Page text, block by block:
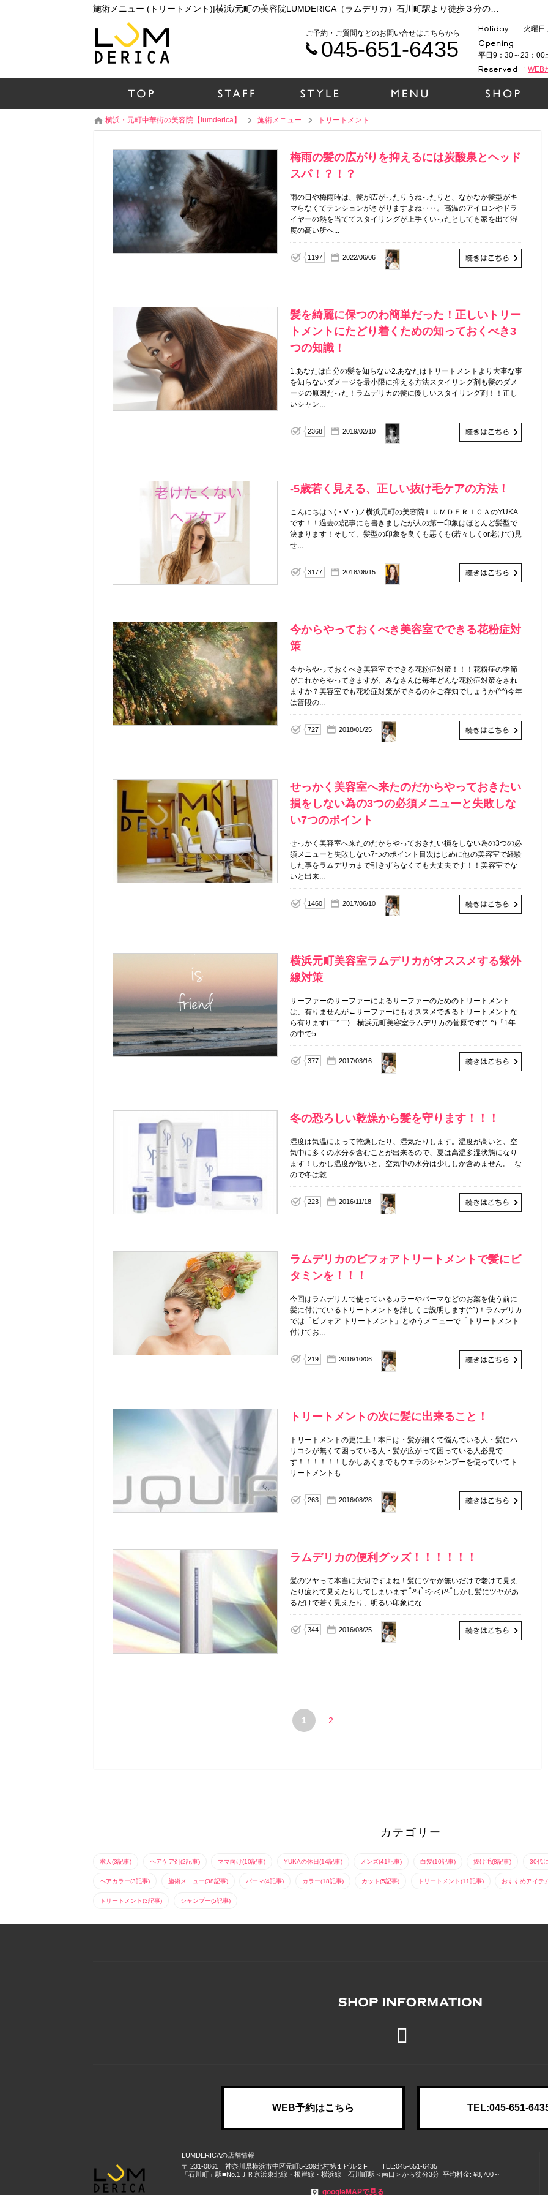
火曜日
平日9：30～23：00
WEB
ご予約・ご質問などのお問い合せはこちらから
045-651-6435
横浜・元町中華街の美容院【lumderica】 施術メニュー トリートメント
梅雨の髪の広がりを抑えるには炭酸泉とヘッド
スパ！？！？
雨の日や梅雨時は、髪が広がったりうねったりと、なかなか髪型がキ
マらなくてテンションがさがりますよね‥‥。高温のアイロンやドラ
イヤーの熱を当ててスタイリングが上手くいったとしても家を出て湿
度の高い所へ...
1197 2022/06/06
髪を綺麗に保つのわ簡単だった！正しいトリー
トメントにたどり着くための知っておくべき3
つの知識！
1.あなたは自分の髪を知らない2.あなたはトリートメントより大事な事
を知らないダメージを最小限に抑える方法スタイリング剤も髪のダメ
ージの原因だった！ラムデリカの髪に優しいスタイリング剤！！正し
いシャン...
2368 2019/02/10
【代
表】
長南
-5歳若く見える、正しい抜け毛ケアの方法！
こんにちはヽ(・∀・)ノ横浜元町の美容院ＬＵＭＤＥＲＩＣＡのYUKA
です！！過去の記事にも書きましたが人の第一印象はほとんど髪型で
決まります！そして、髪型の印象を良くも悪くも(若々しくor老けて)見
せ...
3177 2018/06/15 YUKA
今からやっておくべき美容室でできる花粉症対
策
今からやっておくべき美容室でできる花粉症対策！！！花粉症の季節
がこれからやってきますが、みなさんは毎年どんな花粉症対策をされ
ますか？美容室でも花粉症対策ができるのをご存知でしょうか(^^)今年
は普段の...
727 2018/01/25
せっかく美容室へ来たのだからやっておきたい
損をしない為の3つの必須メニューと失敗しな
い7つのポイント
せっかく美容室へ来たのだからやっておきたい損をしない為の3つの必
須メニューと失敗しない7つのポイント目次はじめに他の美容室で経験
した事をラムデリカまで引きずらなくても大丈夫です！！美容室でな
いと出来...
1460 2017/06/10
横浜元町美容室ラムデリカがオススメする紫外
線対策
サーファーのサーファーによるサーファーのためのトリートメント
は、有りませんが←サーファーにもオススメできるトリートメントな
ら有ります(￣^￣)ゞ横浜元町美容室ラムデリカの菅原です(^-^)「1年
の中で5...
377 2017/03/16
冬の恐ろしい乾燥から髪を守ります！！！
湿度は気温によって乾燥したり、湿気たりします。温度が高いと、空
気中に多くの水分を含むことが出来るので、夏は高温多湿状態になり
ます！しかし温度が低いと、空気中の水分は少ししか含めません。 な
ので冬は乾...
223 2016/11/18
ラムデリカのビフォアトリートメントで髪にビ
タミンを！！！
今回はラムデリカで使っているカラーやパーマなどのお薬を使う前に
髪に付けているトリートメントを詳しくご説明します(^^)！ラムデリカ
では「ビフォア トリートメント」とゆうメニューで「トリートメント
付けてお...
219 2016/10/06
トリートメントの次に髪に出来ること！
トリートメントの更に上！本日は・髪が細くて悩んでいる人・髪にハ
リコシが無くて困っている人・髪が広がって困っている人必見で
す！！！！！！しかしあくまでもウエラのシャンプーを使っていてト
リートメントも...
263 2016/08/28
ラムデリカの便利グッズ！！！！！！
髪のツヤって本当に大切ですよね！髪にツヤが無いだけで老けて見え
たり疲れて見えたりしてしまいます ˚‧º·(˚ ˃̣̣̥᷄⌓˂̣̣̥᷅ )‧º·˚しかし髪にツヤがあ
るだけで若く見えたり、明るい印象にな...
344 2016/08/25
1 2
カテゴリー
求人(3記事) ヘアケア剤(2記事) ママ向け(10記事) YUKAの休日(14記事) メンズ(41記事) 白髪(10記事) 抜け毛(8記事) 30代
ヘアカラー(3記事) 施術メニュー(38記事) パーマ(4記事) カラー(18記事) カット(5記事) トリートメント(11記事) おすすめアイテ
トリートメント(3記事) シャンプー(5記事)
WEB予約はこちら TEL:045-651-
LUMDERICAの店舗情報
〒 231-0861 神奈川県横浜市中区元町5-209北村第１ビル２F
TEL:045-651-6435
「石川町」駅■No.1ＪＲ京浜東北線・根岸線・横浜線 石川町駅＜南口＞から徒分3分 平均料金: ¥8,700～
googleMAPで見る